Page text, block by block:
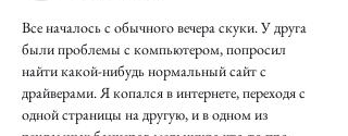
Все началось с обычного вечера скуки. У друга
были проблемы с компьютером, попросил
найти какой-нибудь нормальный сайт с
драйверами. Я копался в интернете, переходя с
одной страницы на другую, и в одном из